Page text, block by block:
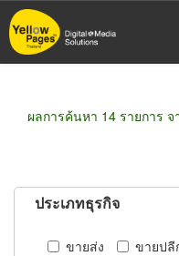
ข้าม
ไป
ผลการค้นหา 14 รายการ
ประเภทธุรกิจ
ขายส่ง ขายปลี